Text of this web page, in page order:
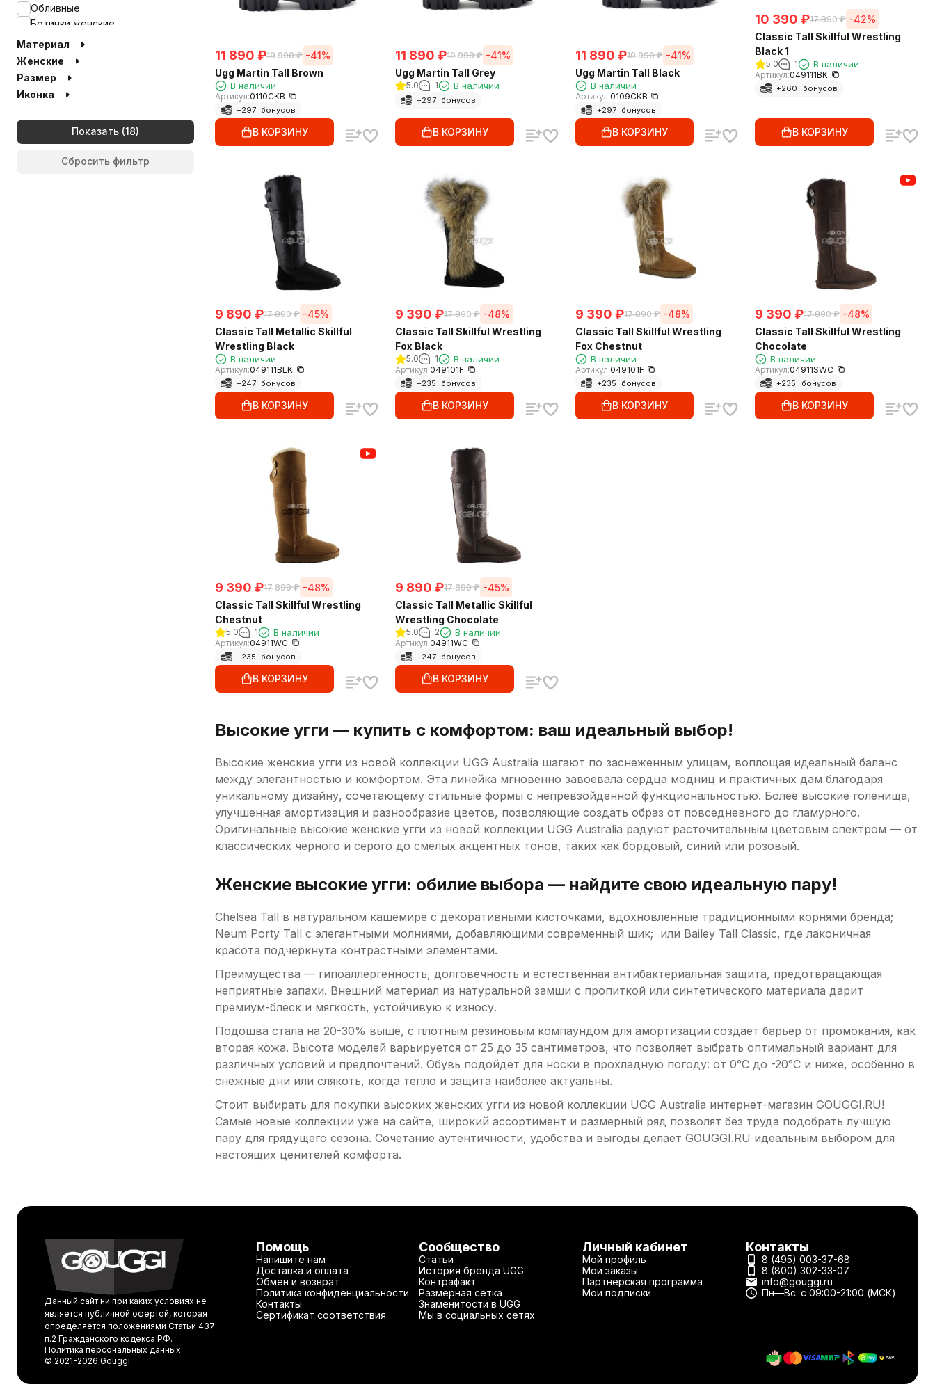
11 890 ₽19 990 ₽ -41%
Ugg Martin Tall Brown
В наличии
Артикул:0110CKB
+297 бонусов
В КОРЗИНУ
11 890 ₽19 990 ₽ -41%
Ugg Martin Tall Grey
5.0 1 В наличии
+297 бонусов
В КОРЗИНУ
11 890 ₽19 990 ₽ -41%
Ugg Martin Tall Black
В наличии
Артикул:0109CKB
+297 бонусов
В КОРЗИНУ
10 390 ₽17 890 ₽ -42%
Classic Tall Skillful Wrestling
Black 1
5.0 1 В наличии
Артикул:049111BK
+260 бонусов
В КОРЗИНУ
9 890 ₽17 890 ₽ -45%
Classic Tall Metallic Skillful
Wrestling Black
В наличии
Артикул:049111BLK
+247 бонусов
В КОРЗИНУ
9 390 ₽17 890 ₽ -48%
Classic Tall Skillful Wrestling
Fox Black
5.0 1 В наличии
Артикул:049101F
+235 бонусов
В КОРЗИНУ
9 390 ₽17 890 ₽ -48%
Classic Tall Skillful Wrestling
Fox Chestnut
В наличии
Артикул:049101F
+235 бонусов
В КОРЗИНУ
9 390 ₽17 890 ₽ -48%
Classic Tall Skillful Wrestling
Chocolate
В наличии
Артикул:04911SWC
+235 бонусов
В КОРЗИНУ
9 390 ₽17 890 ₽ -48%
Classic Tall Skillful Wrestling
Chestnut
5.0 1 В наличии
Артикул:04911WС
+235 бонусов
В КОРЗИНУ
9 890 ₽17 890 ₽ -45%
Classic Tall Metallic Skillful
Wrestling Chocolate
5.0 2 В наличии
Артикул:04911WC
+247 бонусов
В КОРЗИНУ
Высокие угги — купить с комфортом: ваш идеальный выбор!
Высокие женские угги из новой коллекции UGG Australia шагают по заснеженным улицам, воплощая идеальный баланс
между элегантностью и комфортом. Эта линейка мгновенно завоевала сердца модниц и практичных дам благодаря
уникальному дизайну, сочетающему стильные формы с непревзойденной функциональностью. Более высокие голенища,
улучшенная амортизация и разнообразие цветов, позволяющие создать образ от повседневного до гламурного.
Оригинальные высокие женские угги из новой коллекции UGG Australia радуют расточительным цветовым спектром — от
классических черного и серого до смелых акцентных тонов, таких как бордовый, синий или розовый.
Женские высокие угги: обилие выбора — найдите свою идеальную пару!
Chelsea Tall в натуральном кашемире с декоративными кисточками, вдохновленные традиционными корнями бренда;
Neum Porty Tall с элегантными молниями, добавляющими современный шик; или Bailey Tall Classic, где лаконичная
красота подчеркнута контрастными элементами.
Преимущества — гипоаллергенность, долговечность и естественная антибактериальная защита, предотвращающая
неприятные запахи. Внешний материал из натуральной замши с пропиткой или синтетического материала дарит
премиум-блеск и мягкость, устойчивую к износу.
Подошва стала на 20-30% выше, с плотным резиновым компаундом для амортизации создает барьер от промокания, как
вторая кожа. Высота моделей варьируется от 25 до 35 сантиметров, что позволяет выбрать оптимальный вариант для
различных условий и предпочтений. Обувь подойдет для носки в прохладную погоду: от 0°C до -20°C и ниже, особенно в
снежные дни или слякоть, когда тепло и защита наиболее актуальны.
Стоит выбирать для покупки высоких женских угги из новой коллекции UGG Australia интернет-магазин GOUGGI.RU!
Самые новые коллекции уже на сайте, широкий ассортимент и размерный ряд позволят без труда подобрать лучшую
пару для грядущего сезона. Сочетание аутентичности, удобства и выгоды делает GOUGGI.RU идеальным выбором для
настоящих ценителей комфорта.
Обливные
Ботинки женские
Вязаные
На резике
Прозрачные
Ультракороткие
Сандалии
На платформе
Материал
Женские
Размер
Иконка
Показать
Сбросить фильтр
Данный сайт ни при каких условиях не
является публичной офертой, которая
определяется положениями Статьи 437
п.2 Гражданского кодекса РФ.
Помощь
Напишите нам
Доставка и оплата
Обмен и возврат
Политика конфиденциальности
Контакты
Сертификат соответствия
Сообщество
Статьи
История бренда UGG
Контрафакт
Размерная сетка
Знаменитости в UGG
Мы в социальных сетях
Личный кабинет
Мой профиль
Мои заказы
Партнерская программа
Мои подписки
Контакты
8 (495) 003-37-68
8 (800) 302-33-07
info@gouggi.ru
Пн—Вс: с 09:00-21:00 (МСК)
Политика персональных данных
© 2021-2026 Gouggi